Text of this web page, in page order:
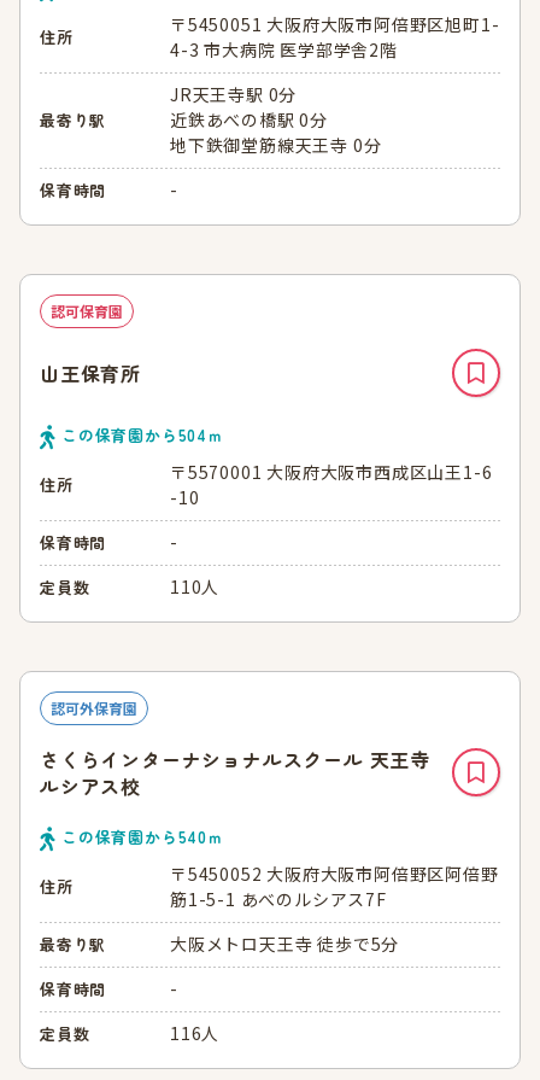
住所
〒5450051 大阪府大阪市阿倍野区旭町1-
4-3 市大病院 医学部学舎2階
最寄り駅
JR天王寺駅 0分
近鉄あべの橋駅 0分
地下鉄御堂筋線天王寺 0分
保育時間 -
認可保育園
山王保育所
この保育園から504 ｍ
住所
〒5570001 大阪府大阪市西成区山王1-6
-10
保育時間 -
定員数 110人
認可外保育園
さくらインターナショナルスクール 天王寺
ルシアス校
この保育園から540ｍ
住所
〒5450052 大阪府大阪市阿倍野区阿倍野
筋1-5-1 あべのルシアス7F
最寄り駅 大阪メトロ天王寺 徒歩で5分
保育時間 -
定員数 116人